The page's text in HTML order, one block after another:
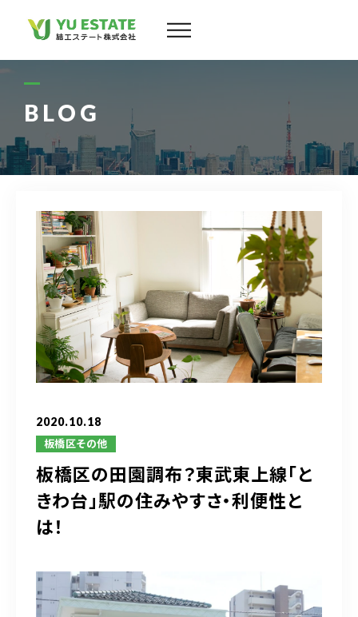
BLOG
2020.10.18
板橋区その他
板橋区の田園調布？東武東上線「と
きわ台」駅の住みやすさ・利便性と
は！
物件情報
お客様の声
よくある質問
ブログ
03-6909-2648
営業時間 10：00～19：00（定休日 水曜日）
お問い合わせはこちら